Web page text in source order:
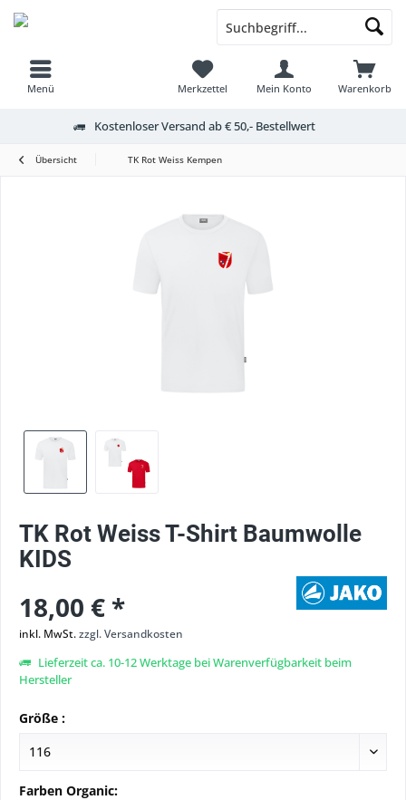
Menü Warenkorb
Merkzettel Mein Konto
Kostenloser Versand ab € 50,- Bestellwert
Übersicht TK Rot Weiss Kempen
TK Rot Weiss T-Shirt Baumwolle
KIDS
18,00 € *
inkl. MwSt.zzgl. Versandkosten
Lieferzeit ca. 10-12 Werktage bei Warenverfügbarkeit beim
Hersteller
Größe :
Farben Organic: